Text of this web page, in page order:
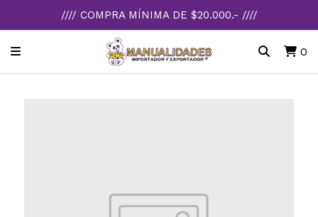
//// COMPRA MÍNIMA DE $20.000.- ////
0